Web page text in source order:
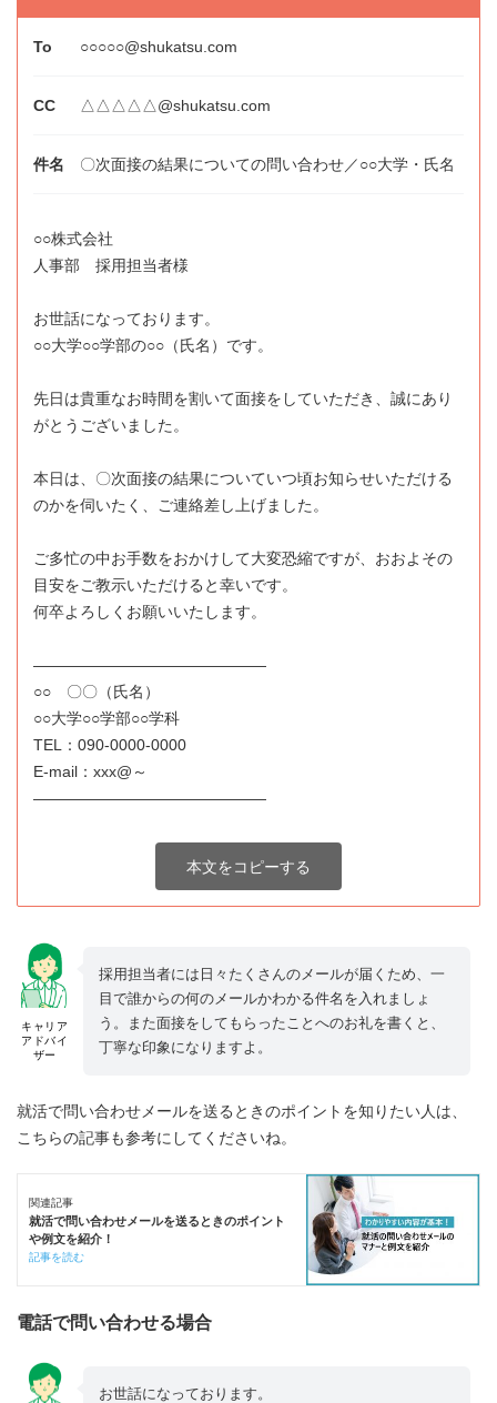
○○○○○@shukatsu.com
△△△△△@shukatsu.com
〇次面接の結果についての問い合わせ／○○大学・氏名
○○株式会社
人事部 採用担当者様
お世話になっております。
○○大学○○学部の○○（氏名）です。
先日は貴重なお時間を割いて面接をしていただき、誠にあり
がとうございました。
本日は、〇次面接の結果についていつ頃お知らせいただける
のかを伺いたく、ご連絡差し上げました。
ご多忙の中お手数をおかけして大変恐縮ですが、おおよその
目安をご教示いただけると幸いです。
何卒よろしくお願いいたします。
―――――――――――――――
○○ 〇〇（氏名）
○○大学○○学部○○学科
TEL：090-0000-0000
E-mail：xxx@～
―――――――――――――――
本文をコピーする
キャリア
アドバイ
ザー
採用担当者には日々たくさんのメールが届くため、一
目で誰からの何のメールかわかる件名を入れましょ
う。また面接をしてもらったことへのお礼を書くと、
丁寧な印象になりますよ。
就活で問い合わせメールを送るときのポイントを知りたい人は、
こちらの記事も参考にしてくださいね。
関連記事
就活で問い合わせメールを送るときのポイント
や例文を紹介！
記事を読む
電話で問い合わせる場合
お世話になっております。